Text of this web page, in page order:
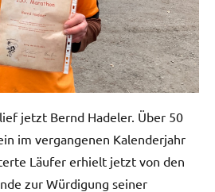
jetzt Bernd Hadeler. Über 50
im vergangenen Kalenderjahr
Läufer erhielt jetzt von den
zur Würdigung seiner